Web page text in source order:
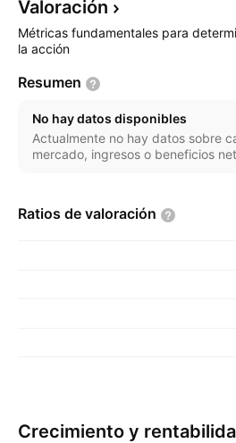
Valoración
Métricas fundamentales para
la acción
Resumen
No hay datos disponibles
Actualmente no hay datos sobre
mercado, ingresos o beneficios
Ratios de valoración
Crecimiento y